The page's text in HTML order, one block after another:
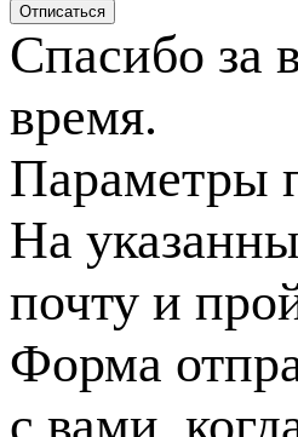
Спасибо за
время.
Параметры
На
почту и
Форма